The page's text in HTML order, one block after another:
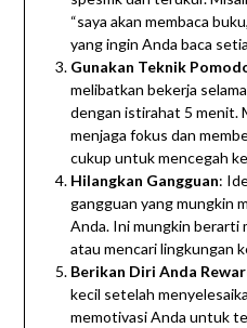
“saya akan membaca
yang ingin Anda baca
Gunakan Teknik
melibatkan bekerja
dengan istirahat 5 menit.
menjaga fokus dan
cukup untuk mencegah
Hilangkan Gangguan:
gangguan yang mungkin
Anda. Ini mungkin berarti
atau mencari lingkungan
Berikan Diri Anda
kecil setelah
memotivasi Anda untuk